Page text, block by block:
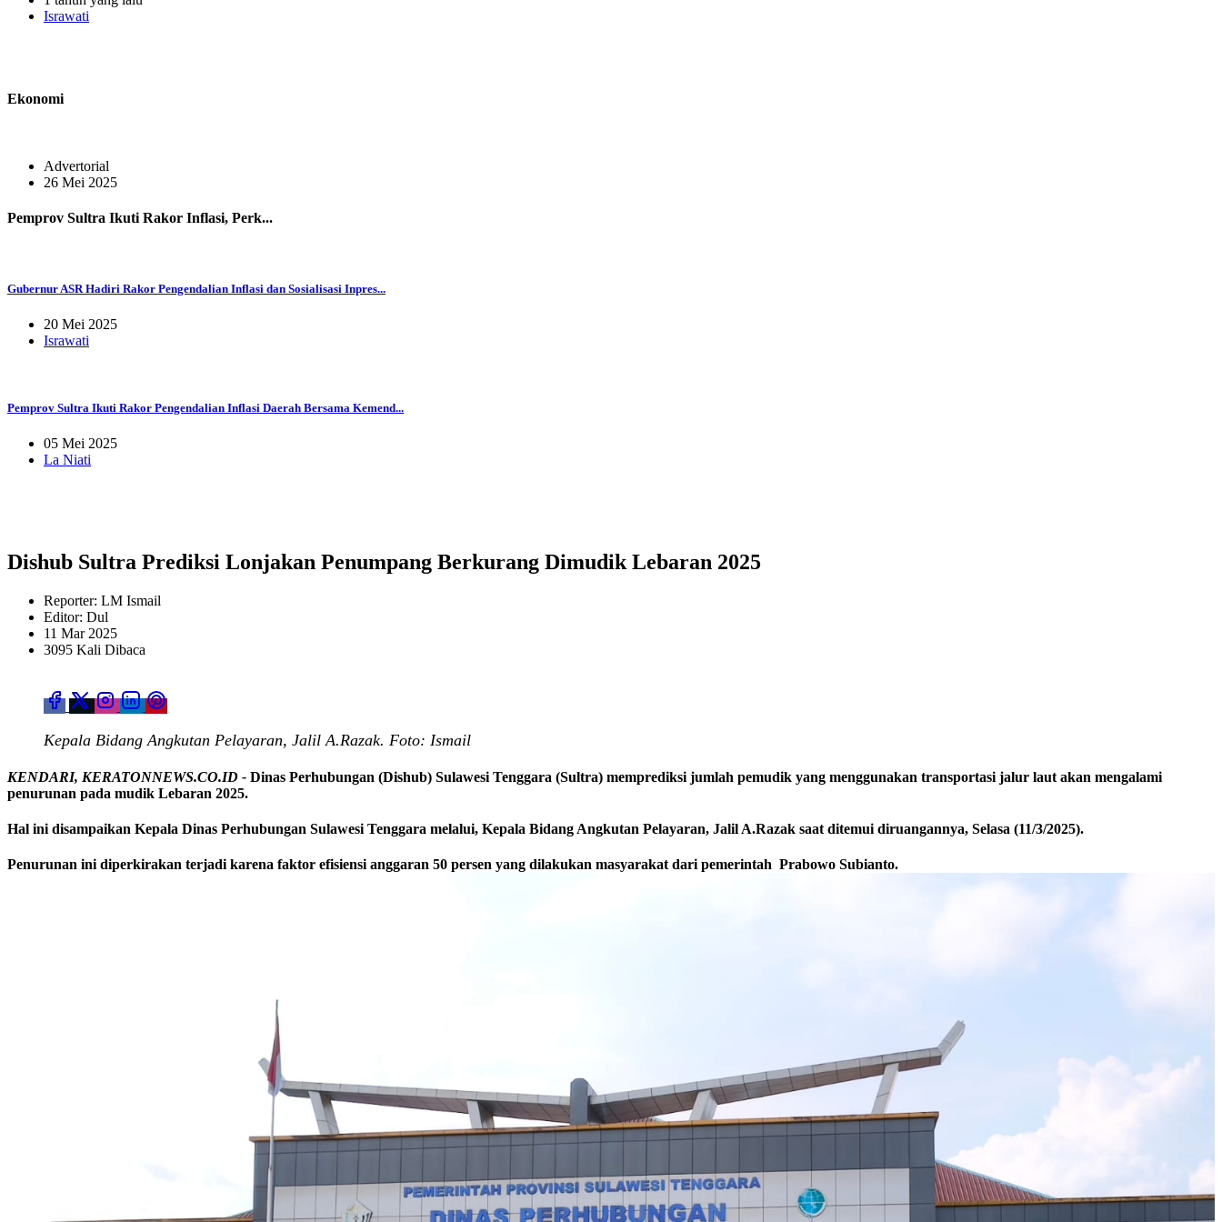
Israwati
Ekonomi
Advertorial
26 Mei 2025
Pemprov Sultra Ikuti Rakor Inflasi, Perk...
Gubernur ASR Hadiri Rakor Pengendalian Inflasi dan Sosialisasi Inpres...
20 Mei 2025
Israwati
Pemprov Sultra Ikuti Rakor Pengendalian Inflasi Daerah Bersama Kemend...
05 Mei 2025
La Niati
Dishub Sultra Prediksi Lonjakan Penumpang Berkurang Dimudik Lebaran 2025
Reporter: LM Ismail
Editor: Dul
11 Mar 2025
3095 Kali Dibaca
Kepala Bidang Angkutan Pelayaran, Jalil A.Razak. Foto: Ismail
KENDARI, KERATONNEWS.CO.ID - Dinas Perhubungan (Dishub) Sulawesi Tenggara (Sultra) memprediksi jumlah pemudik yang menggunakan transportasi jalur laut akan mengalami
penurunan pada mudik Lebaran 2025.
Hal ini disampaikan Kepala Dinas Perhubungan Sulawesi Tenggara melalui, Kepala Bidang Angkutan Pelayaran, Jalil A.Razak saat ditemui diruangannya, Selasa (11/3/2025).
Penurunan ini diperkirakan terjadi karena faktor efisiensi anggaran 50 persen yang dilakukan masyarakat dari pemerintah Prabowo Subianto.